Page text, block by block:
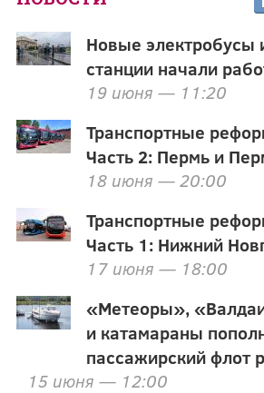
Новые электробусы
станции начали
19 июня — 11:20
Транспортные
Часть 2: Пермь и
18 июня — 20:00
Транспортные
Часть 1: Нижний
17 июня — 18:00
«Метеоры»,
и катамараны
пассажирский флот
15 июня — 12:00